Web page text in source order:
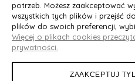
O
Deluxury.pl
potrzeb. Możesz zaakceptować
wszystkich tych plików i przejść
plików do swoich preferencji,
Więcej o plikach cookies
prywatności.
ZAAKCEPTUJ